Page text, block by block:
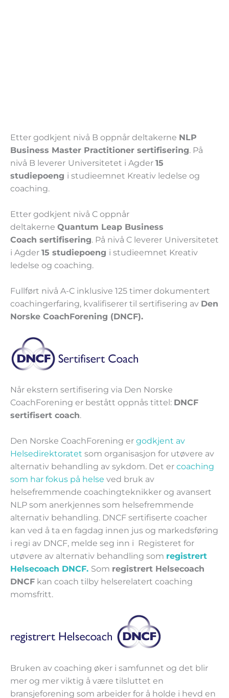
Etter godkjent nivå B oppnår deltakerne NLP
Business Master Practitioner sertifisering. På
nivå B leverer Universitetet i Agder 15
studiepoeng i studieemnet Kreativ ledelse og
coaching.
Etter godkjent nivå C oppnår
deltakerne Quantum Leap Business
Coach sertifisering. På nivå C leverer Universitetet
i Agder 15 studiepoeng i studieemnet Kreativ
ledelse og coaching.
Fullført nivå A-C inklusive 125 timer dokumentert
coachingerfaring, kvalifiserer til sertifisering av Den
Norske CoachForening (DNCF).
Når ekstern sertifisering via Den Norske
CoachForening er bestått oppnås tittel: DNCF
sertifisert coach.
Den Norske CoachForening er godkjent av
Helsedirektoratet som organisasjon for utøvere av
alternativ behandling av sykdom. Det er coaching
som har fokus på helse ved bruk av
helsefremmende coachingteknikker og avansert
NLP som anerkjennes som helsefremmende
alternativ behandling. DNCF sertifiserte coacher
kan ved å ta en fagdag innen jus og markedsføring
i regi av DNCF, melde seg inn i Registeret for
utøvere av alternativ behandling som registrert
Helsecoach DNCF. Som registrert Helsecoach
DNCF kan coach tilby helserelatert coaching
momsfritt.
Bruken av coaching øker i samfunnet og det blir
mer og mer viktig å være tilsluttet en
bransjeforening som arbeider for å holde i hevd en